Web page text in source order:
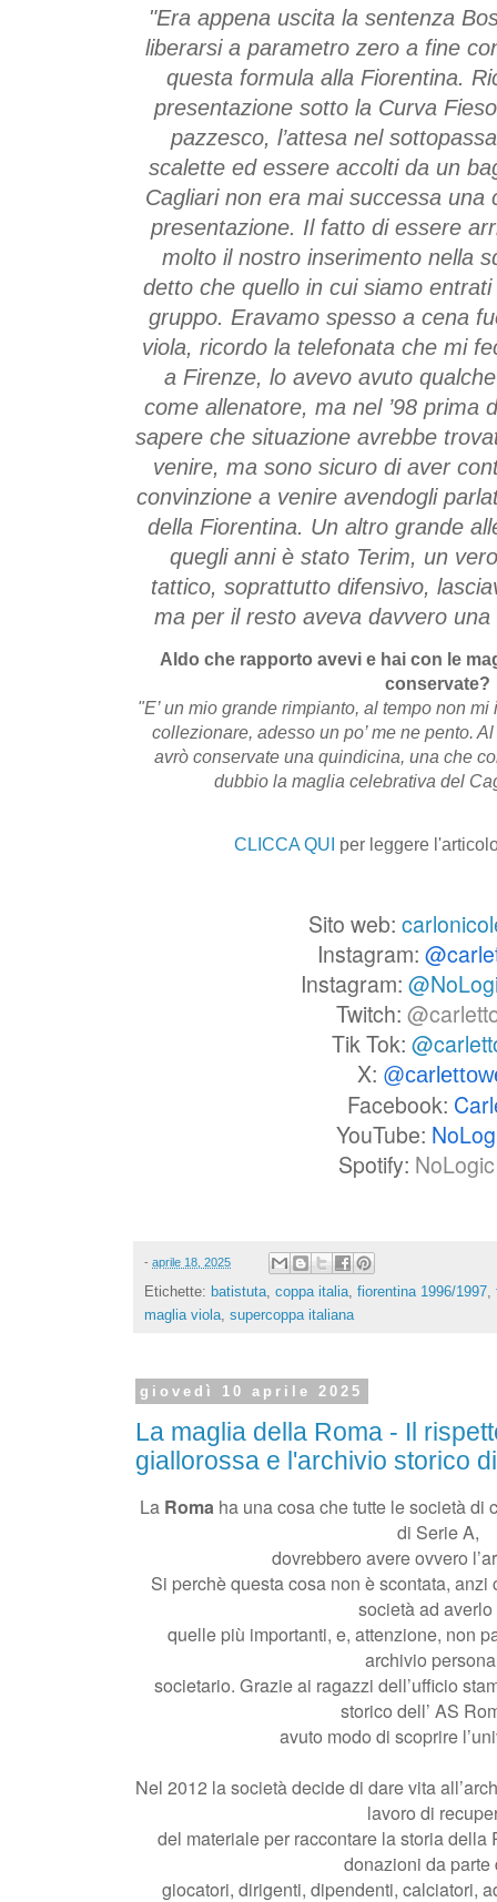
"Era appena uscita la sentenza
liberarsi a parametro zero a fine
questa formula alla Fiorentina.
presentazione sotto la Curva
pazzesco, l’attesa nel
scalette ed essere accolti da un
Cagliari non era mai successa una
presentazione. Il fatto di essere
molto il nostro inserimento nella
detto che quello in cui siamo
gruppo. Eravamo spesso a cena
viola, ricordo la telefonata che mi
a Firenze, lo avevo avuto
come allenatore, ma nel ’98 prima
sapere che situazione avrebbe
venire, ma sono sicuro di aver
convinzione a venire avendogli
della Fiorentina. Un altro grande
quegli anni è stato Terim, un
tattico, soprattutto difensivo,
ma per il resto aveva davvero
Aldo che rapporto avevi e hai con le
conservate?
"E’ un mio grande rimpianto, al tempo non
collezionare, adesso un po’ me ne pento.
avrò conservate una quindicina, una che
dubbio la maglia celebrativa del
CLICCA QUI per leggere
Sito web:
Instagram:
Instagram:
Twitch:
Tik Tok:
X:
Facebook:
YouTube:
Spotify:
- aprile 18, 2025
Etichette: batistuta, coppa italia, fiorentina 1996/1997,
maglia viola, supercoppa italiana
giovedì 10 aprile 2025
La maglia della Roma - Il
giallorossa e l'archivio storico
La Roma ha una cosa che tutte le società di
di Serie A,
dovrebbero avere ovvero
Si perchè questa cosa non è scontata, anzi
società ad averlo
quelle più importanti, e, attenzione, non
archivio
societario. Grazie ai ragazzi dell’uﬃcio
storico dell’ AS
avuto modo di scoprire
Nel 2012 la società decide di dare vita
lavoro di
del materiale per raccontare la storia della
donazioni da parte
giocatori, dirigenti, dipendenti, calciatori,